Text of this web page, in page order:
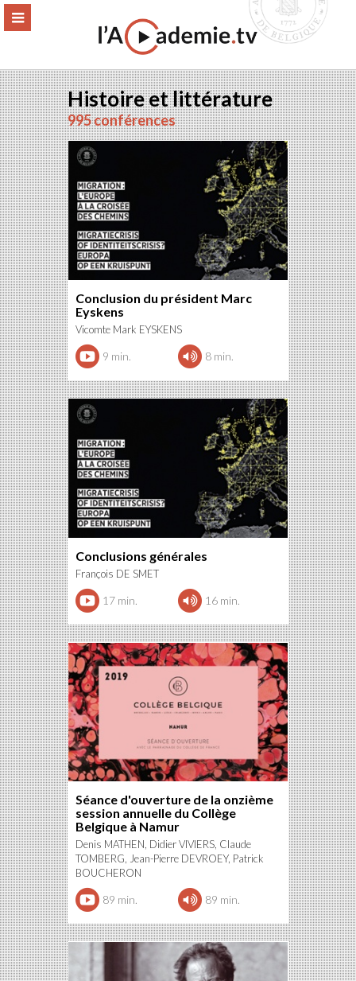
Aller
MENU
Histoire et littérature
995 conférences
Conclusion du président Marc
Eyskens
Vicomte Mark EYSKENS
9 min. 8 min.
Conclusions générales
François DE SMET
17 min. 16 min.
Séance d'ouverture de la onzième
session annuelle du Collège
Belgique à Namur
Denis MATHEN, Didier VIVIERS, Claude
TOMBERG, Jean-Pierre DEVROEY, Patrick
BOUCHERON
89 min. 89 min.